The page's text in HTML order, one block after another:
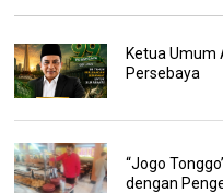
Ketua Umum
Persebaya
“Jogo
dengan